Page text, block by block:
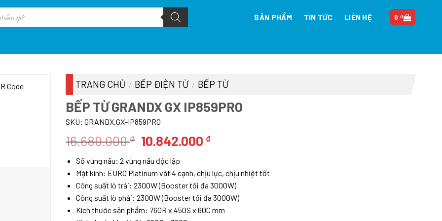
SẢN PHẨM TIN TỨC LIÊN HỆ 0₫
TRANG CHỦ / BẾP ĐIỆN TỪ / BẾP TỪ
BẾP TỪ GRANDX GX IP859PRO
SKU: GRANDX.GX-IP859PRO
16.680.000₫ Giá
gốc
là:
16.680.000 ₫.
10.842.000 ₫Giá
tại
là:
10.842.000 ₫.
Số vùng nấu: 2 vùng nấu độc lập
Mặt kính: EURO Platinum vát 4 cạnh, chịu lực, chịu nhiệt tốt
Công suất lò trái: 2300W (Booster tối đa 3000W)
Công suất lò phải: 2300W (Booster tối đa 3000W)
Kích thước sản phẩm: 760R x 450S x 60C mm